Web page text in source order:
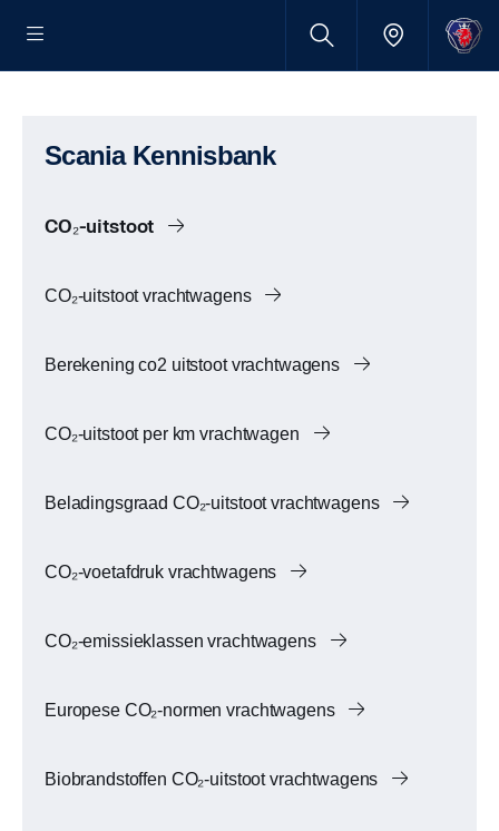
Scania Kennisbank
CO₂-uitstoot
CO₂-uitstoot vrachtwagens
Berekening co2 uitstoot vrachtwagens
CO₂-uitstoot per km vrachtwagen
Beladingsgraad CO₂-uitstoot vrachtwagens
CO₂-voetafdruk vrachtwagens
CO₂-emissieklassen vrachtwagens
Europese CO₂-normen vrachtwagens
Biobrandstoffen CO₂-uitstoot vrachtwagens